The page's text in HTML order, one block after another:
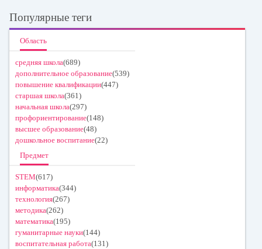
Популярные теги
Область
средняя школа(689)
дополнительное образование(539)
повышение квалификации(447)
старшая школа(361)
начальная школа(297)
профориентирование(148)
высшее образование(48)
дошкольное воспитание(22)
Предмет
STEM(617)
информатика(344)
технология(267)
методика(262)
математика(195)
гуманитарные науки(144)
воспитательная работа(131)